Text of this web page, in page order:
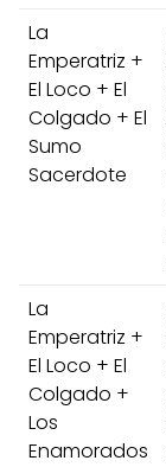
La
Emperatriz +
El Loco + El
Colgado + El
Sumo
Sacerdote
La
Emperatriz +
El Loco + El
Colgado +
Los
Enamorados